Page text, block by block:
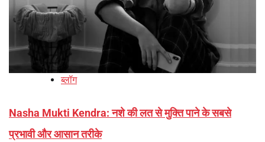
ब्लॉग
Nasha Mukti Kendra: नशे की लत से मुक्ति पाने के सबसे
प्रभावी और आसान तरीके